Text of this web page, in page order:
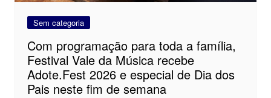
Sem categoria
Com programação para toda a família,
Festival Vale da Música recebe
Adote.Fest 2026 e especial de Dia dos
Pais neste fim de semana